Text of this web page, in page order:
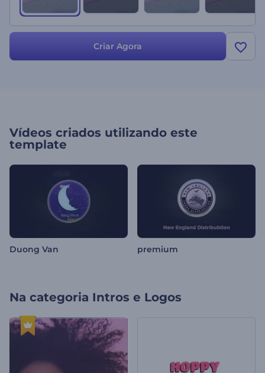
Criar Agora
Vídeos criados utilizando este
template
Duong Van premium
Na categoria Intros e Logos